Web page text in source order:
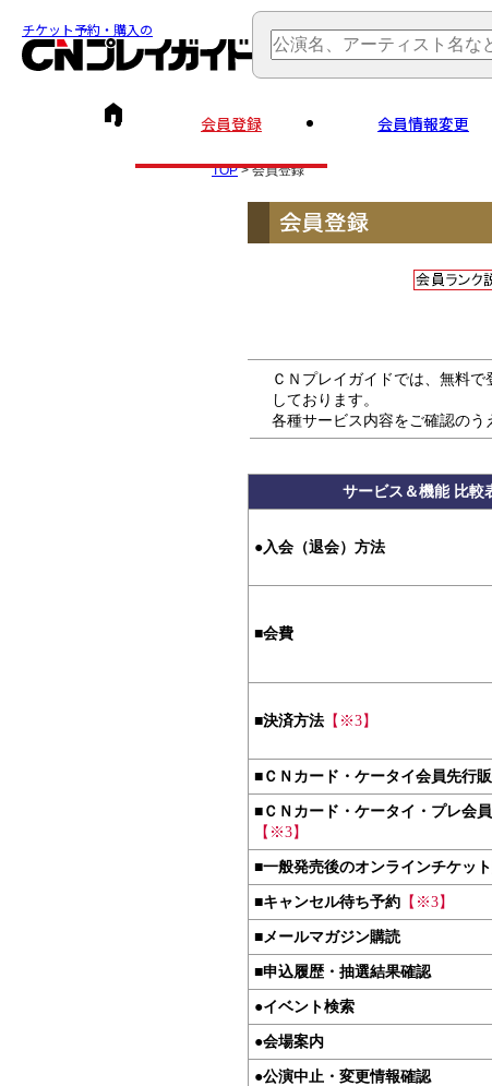
チケット予約・購入の
会員登録 会員情報変更
TOP> 会員登録
ＣＮプレイガイドでは、無料
しております。
各種サービス内容をご確認のう
サービス＆機能 比較
●入会（退会）方法
■会費
■決済方法 【※3】
■ ＣＮカード・ケータイ会員先行
■ ＣＮカード・ケータイ・プレ会
【※3】
■一般発売後のオンラインチケッ
■キャンセル待ち予約 【※3】
■メールマガジン購読
■申込履歴・抽選結果確認
●イベント検索
●会場案内
●公演中止・変更情報確認